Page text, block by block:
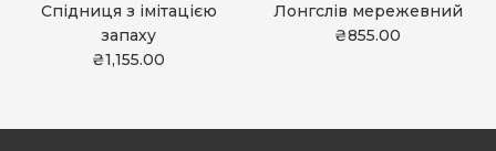
Спідниця з імітацією
запаху
₴1,155.00
Лонгслів мережевний
₴855.00